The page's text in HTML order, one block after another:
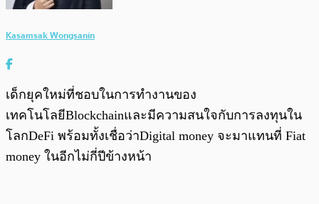
Kasamsak Wongsanin
เด็กยุคใหม่ที่ชอบในการทำงานของ
เทคโนโลยีBlockchainและมีความสนใจกับการลงทุนใน
โลกDeFi พร้อมทั้งเชื่อว่าDigital money จะมาแทนที่ Fiat
money ในอีกไม่กี่ปีข้างหน้า